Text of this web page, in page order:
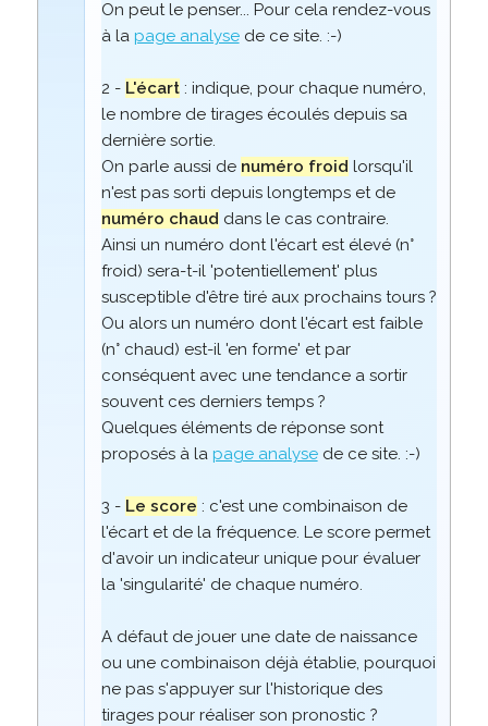
On peut le penser... Pour cela rendez-vous
à la page analysede ce site. :-)
2 - L'écart: indique, pour chaque numéro,
le nombre de tirages écoulés depuis sa
dernière sortie.
On parle aussi de numéro froid lorsqu'il
n'est pas sorti depuis longtemps et de
numéro chaud dans le cas contraire.
Ainsi un numéro dont l'écart est élevé (n°
froid) sera-t-il 'potentiellement' plus
susceptible d'être tiré aux prochains tours ?
Ou alors un numéro dont l'écart est faible
(n° chaud) est-il 'en forme' et par
conséquent avec une tendance a sortir
souvent ces derniers temps ?
Quelques éléments de réponse sont
proposés à la page analysede ce site. :-)
3 - Le score : c'est une combinaison de
l'écart et de la fréquence. Le score permet
d'avoir un indicateur unique pour évaluer
la 'singularité' de chaque numéro.
A défaut de jouer une date de naissance
ou une combinaison déjà établie, pourquoi
ne pas s'appuyer sur l'historique des
tirages pour réaliser son pronostic ?